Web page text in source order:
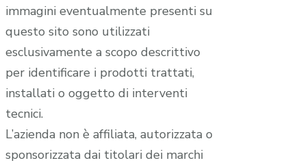
immagini eventualmente presenti su
questo sito sono utilizzati
esclusivamente a scopo descrittivo
per identificare i prodotti trattati,
installati o oggetto di interventi
tecnici.
L’azienda non è affiliata, autorizzata o
sponsorizzata dai titolari dei marchi